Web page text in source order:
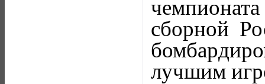
сборной
лучшим